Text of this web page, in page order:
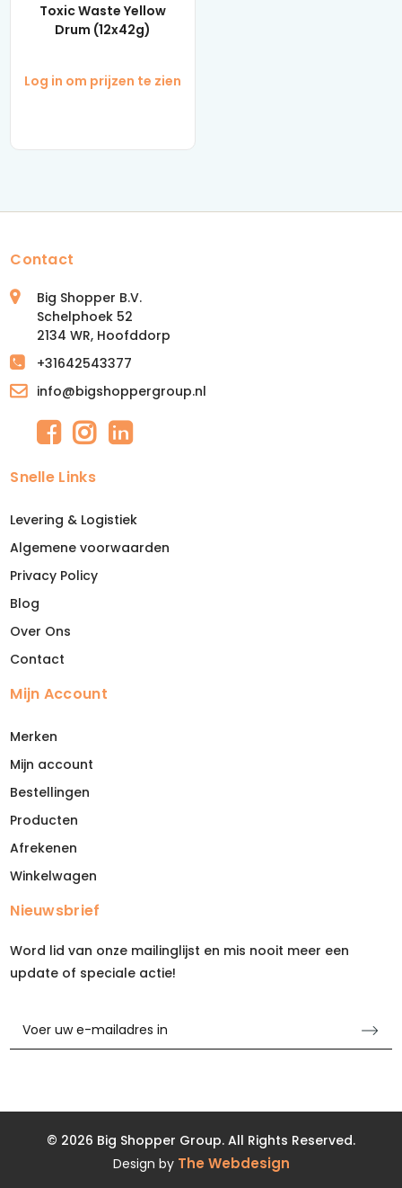
Toxic Waste Yellow
Drum (12x42g)
Log in om prijzen te zien
Contact
Big Shopper B.V.
Schelphoek 52
2134 WR, Hoofddorp
+31642543377
info@bigshoppergroup.nl
Snelle Links
Levering & Logistiek
Algemene voorwaarden
Privacy Policy
Blog
Over Ons
Contact
Mijn Account
Merken
Mijn account
Bestellingen
Producten
Afrekenen
Winkelwagen
Nieuwsbrief
Word lid van onze mailinglijst en mis nooit meer een
update of speciale actie!
© 2026 Big Shopper Group. All Rights Reserved.
Design by The Webdesign